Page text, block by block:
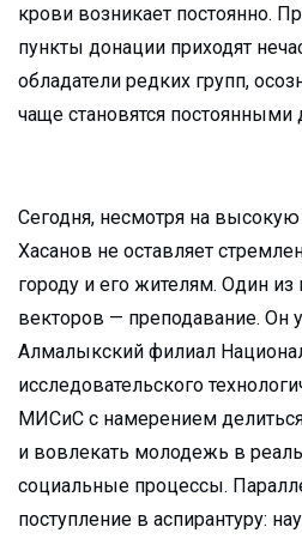
крови возникает постоянно.
пункты донации приходят
обладатели редких групп,
чаще становятся постоянными
Сегодня, несмотря на высокую
Хасанов не оставляет
городу и его жителям. Один
векторов — преподавание. Он
Алмалыкский филиал
исследовательского
МИСиС с намерением
и вовлекать молодежь в
социальные процессы.
поступление в аспирантуру: